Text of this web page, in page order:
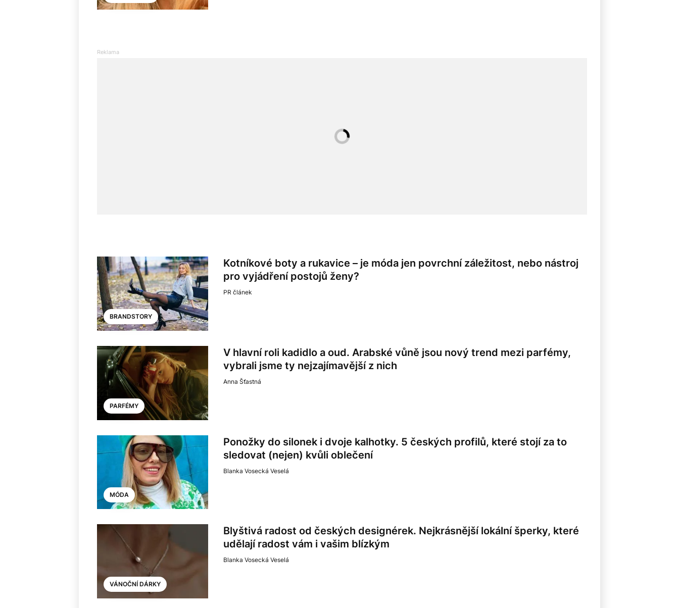
BRANDSTORY
Kotníkové boty a rukavice – je móda jen povrchní záležitost, nebo nástroj
pro vyjádření postojů ženy?
PR článek
PARFÉMY
V hlavní roli kadidlo a oud. Arabské vůně jsou nový trend mezi parfémy,
vybrali jsme ty nejzajímavější z nich
Anna Šťastná
MÓDA
Ponožky do silonek i dvoje kalhotky. 5 českých profilů, které stojí za to
sledovat (nejen) kvůli oblečení
Blanka Vosecká Veselá
VÁNOČNÍ DÁRKY
Blyštivá radost od českých designérek. Nejkrásnější lokální šperky, které
udělají radost vám i vašim blízkým
Blanka Vosecká Veselá